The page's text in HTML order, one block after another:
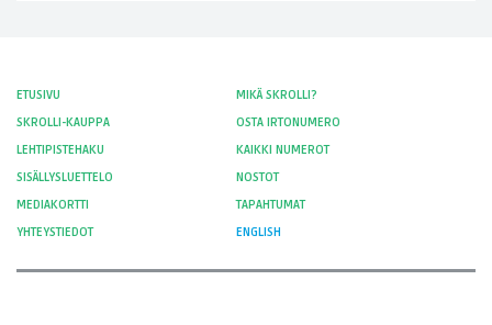
ETUSIVU
MIKÄ SKROLLI?
SKROLLI-KAUPPA
OSTA IRTONUMERO
LEHTIPISTEHAKU
KAIKKI NUMEROT
SISÄLLYSLUETTELO
NOSTOT
MEDIAKORTTI
TAPAHTUMAT
YHTEYSTIEDOT
ENGLISH